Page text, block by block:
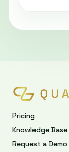
Pricing
Knowledge Base
Request a Demo